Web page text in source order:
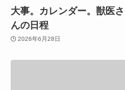
大事。カレンダー。獣医さ
んの日程
2026年6月28日